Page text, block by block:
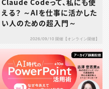
える？ ～AIを仕事に活かした
い人のための超入門～
2026/09/10 開催【オンライン開催】